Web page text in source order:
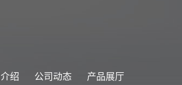
绍 公司动态 产品展厅